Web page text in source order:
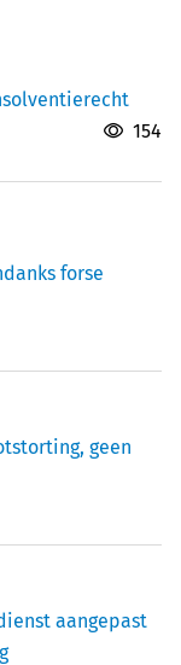
154
forse
geen
aangepast